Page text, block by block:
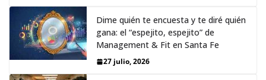
Dime quién te encuesta y te diré quién
gana: el “espejito, espejito” de
Management & Fit en Santa Fe
27 julio, 2026